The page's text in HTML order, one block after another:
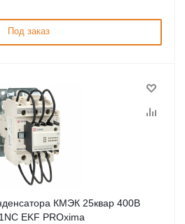
Под заказ
КМЭК 25квар 400В
EKF PROxima